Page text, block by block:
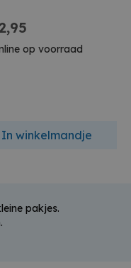
op voorraad
In winkelmandje
pakjes.